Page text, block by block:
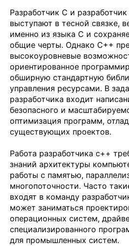
Разработчик C и
выступают в тесной связке,
именно из языка C и
общие черты. Однако C++
высокоуровневые
ориентированное
обширную стандартную
управления ресурсами. В
разработчика входит
безопасного и
оптимизация программ,
существующих проектов.
Работа разработчика с++
знаний архитектуры
работы с памятью,
многопоточности. Часто
входят в команду
может заниматься
операционных систем,
специализированного
для промышленных систем.